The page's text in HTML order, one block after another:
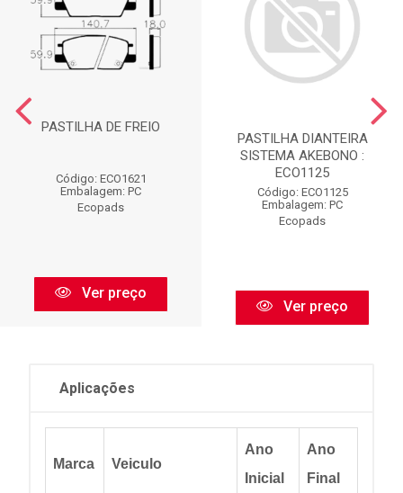
PASTILHA DE FREIO
Código: ECO1621
Embalagem: PC
Ecopads
Ver preço
PASTILHA DIANTEIRA
SISTEMA AKEBONO :
ECO1125
Código: ECO1125
Embalagem: PC
Ecopads
Ver preço
Aplicações
Marca Veiculo
Ano
Inicial
Ano
Final